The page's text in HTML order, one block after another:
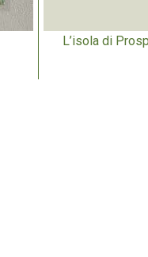
L’isola di